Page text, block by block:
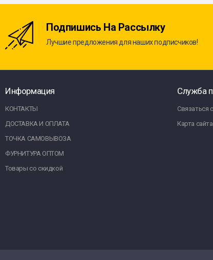
Подпишись На Рассылку
Лучшие предложения для наших подписчиков!
Информация
КОНТАКТЫ
ДОСТАВКА И ОПЛАТА
ТОЧКА САМОВЫВОЗА
ФУРНИТУРА ОПТОМ
Товары со скидкой
Служба
Связаться
Карта сайта